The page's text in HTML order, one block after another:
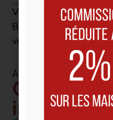
Vous projetez de
Bruxelles ? Nosagents
vous accompagner.
ACTUS ASSOCIÉES
Conseils